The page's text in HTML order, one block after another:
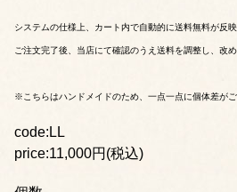
システムの仕様上、カート内で自動的に送料無料が反映
ご注文完了後、当店にて確認のうえ送料を調整し、改
※こちらはハンドメイドのため、一点一点に個体差が
code:LL
price:11,000円(税込)